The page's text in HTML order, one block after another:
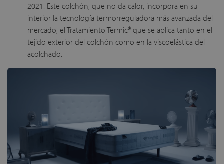
2021. Este colchón, que no da calor, incorpora en su
interior la tecnología termorreguladora más avanzada del
mercado, el Tratamiento Termic® que se aplica tanto en el
tejido exterior del colchón como en la viscoelástica del
acolchado.